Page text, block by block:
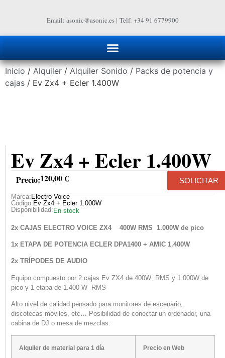
Email: asonic@asonic.es| Telf: +34 91 6779900
Inicio / Alquiler / Alquiler Sonido / Packs de potencia y
cajas / Ev Zx4 + Ecler 1.400W
Ev Zx4 + Ecler 1.400W
Precio:120,00€ SOLICITAR
Marca: Electro Voice
Código: Ev Zx4 + Ecler 1.000W
Disponibilidad: En stock
2x CAJAS ELECTRO VOICE ZX4 400W RMS 1.000W de pico
1x ETAPA DE POTENCIA ECLER DPA1400 + AMIC 1.400W
2x TRÍPODES DE AUDIO
Equipo compuesto por 2 cajas Ev ZX4 de 400W RMS y 1.000W de
pico y 1 etapa de 1.400 W RMS
Alto nivel de calidad pensado para monitores de escenario,
discotecas móviles, etc… Posibilidad de conectar un ordenador, una
cabina de DJ o mesa de mezclas.
Alquiler de material para 1 día Precio en Web